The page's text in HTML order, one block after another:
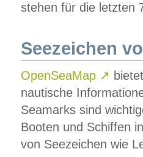
stehen für die letzten
Seezeichen
OpenSeaMap ↗
nautische
Seamarks sind
Booten und Schiffen
von Seezeichen wie